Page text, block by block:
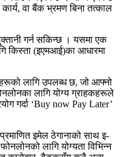
वा बैंक भ्रमण बिना तत्काल
गर्न सकिन्छ । यसमा एक
किस्ता (इएमआई)का आधारमा
लागि उपलब्ध छ, जो आफ्नो
लागि योग्य ग्राहकहरूले
गर्दा ‘Buy now Pay Later’
इमेल ठेगानाको साथ इ-
लागि योग्यता विभिन्न